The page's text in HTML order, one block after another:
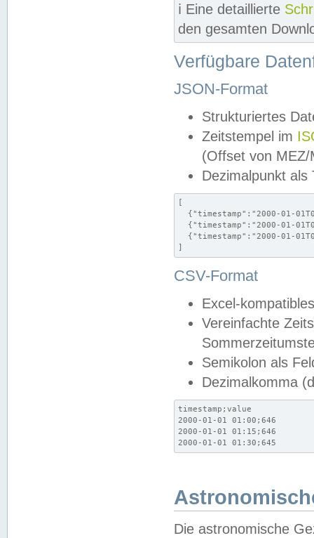
ℹ️ Eine detaillierte
den gesamten
Verfügbare
JSON-Format
Strukturiertes
Zeitstempel im
(Offset von MEZ/
Dezimalpunkt als
[
{"timestamp":"2000-01-
{"timestamp":"2000-01-
{"timestamp":"2000-01-
]
CSV-Format
Excel-
Vereinfachte
Semikolon als
Dezimalkomma
timestamp;value
2000-01-01 01:00;646
2000-01-01 01:15;646
2000-01-01 01:30;645
Die astronomische